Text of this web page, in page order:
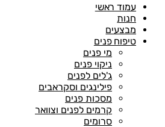
עמוד ראשי
חנות
מבצעים
טיפוח פנים
מי פנים
ניקוי פנים
ג'לים לפנים
פילינגים וסקראבים
מסכות פנים
קרמים לפנים וצוואר
סרומים